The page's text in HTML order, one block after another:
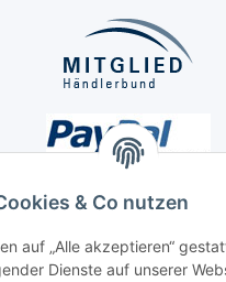
& Co nutzen
auf „Alle akzeptieren“
Dienste auf unserer